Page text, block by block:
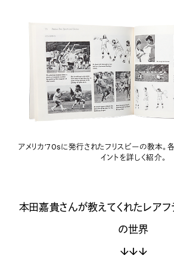
アメリカ’70sに発行されたフリスビーの教本。
イントを詳しく紹介。
本田嘉貴さんが教えてくれたレアフ
の世界
↓↓↓